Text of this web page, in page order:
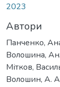
2023
Автори
Панченко,
Волошина,
Мітков,
Волошин, А.